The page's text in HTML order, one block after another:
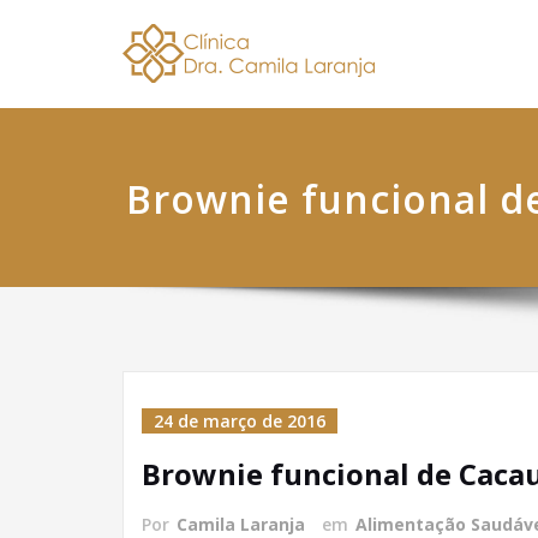
Brownie funcional
24 de março de 2016
Brownie funcional de
Por Camila Laranja em Alimentação